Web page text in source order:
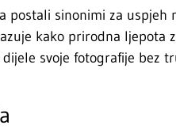
postali sinonimi za
kako prirodna ljepota
svoje fotografije bez